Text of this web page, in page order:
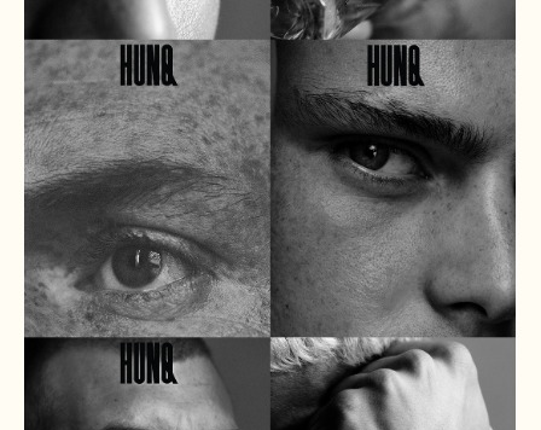
.ОЛУЧИТЬ ИНДИВИДУАЛЬНОЕ
ПРЕДЛОЖЕНИЕ ДЛЯ ОПТОВОЙ
ЗАКУПКИ